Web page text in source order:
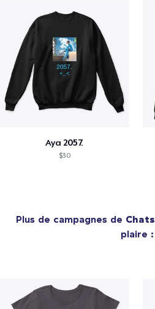
Aya 2057.
$30
Plus de campagnes de Chats
plaire :